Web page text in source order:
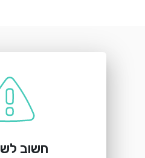
הזמנת
"הדיוק" -
חשוב